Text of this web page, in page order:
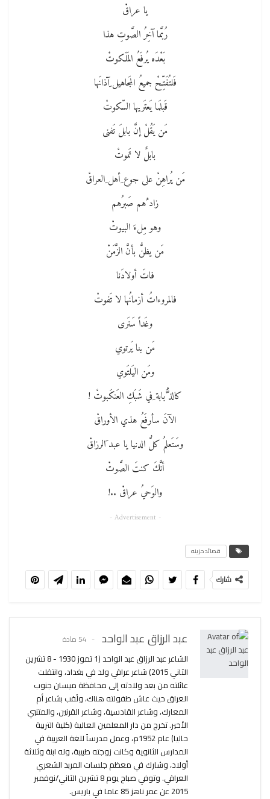
يا عراقْ
رُبَّما آخِرُ الصَّوتِ هذا
بَعْدَه يُرفَعُ المَلَكوتْ
فَلتُفَتِّحْ جميعُ المَجاهيل ِآذانَها
قَبلَما يَعتَريها السّكوتْ
مَن يَقُلْ إنَّ بابلَ تَفنى
بابلٌ لا تَموتْ
مَن يُراهِنْ على جوع ِأهل ِالعراقْ
زاد ُهم صَبرُهم
وهو مِلءَ البيوتْ
مَن يظنُّ بأنَّ الزَّمَنْ
فاتَ أولادَنا
فالمروءاتُ أزمانُها لا تَفوتْ
وغَداً سَنَرى
مَن بنا يَرتوي
ومَن اليَلتَوي
كالذ ُّبابة ِفي شَبَكِ العَنكَبوتْ !
الآنَ سأرفَعُ هذي الأوراقْ
وسَتَعلمُ كلُّ الدنيا يا عبد َالرزاقْ
أنَّكَ كنتَ الصَّوتْ
والوَحيُ عراقْ ..!
- Advertisement -
قصائد حزينه
شارك
عبد الرزاق عبد الواحد 54 مادة
الشاعر عبد الرزاق عبد الواحد (1 تموز 1930 - 8 تشرين
الثاني 2015) شاعر عراقي ولد في بغداد، وانتقلت
عائلته من بعد ولادته إلى محافظة ميسان جنوب
العراق حيث عاش طفولته هناك، ولُقب بشاعر أم
المعارك، وشاعر القادسية، وشاعر القرنين، والمتنبي
الأخير. تخرج من دار المعلمين العالية (كلية التربية
حاليا) عام 1952م، وعمل مدرساً للغة العربية في
المدارس الثانوية وكانت زوجته طبيبة، وله ابنة وثلاثة
أولاد، وشارك في معظم جلسات المربد الشعري
العراقي. وتوفي صباح يوم 8 تشرين الثاني/نوفمبر
2015 عن عمر ناهز 85 عاما في باريس.